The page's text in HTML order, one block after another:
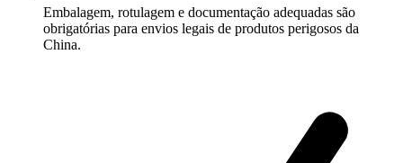
Embalagem, rotulagem e documentação adequadas são
obrigatórias para envios legais de produtos perigosos da
China.